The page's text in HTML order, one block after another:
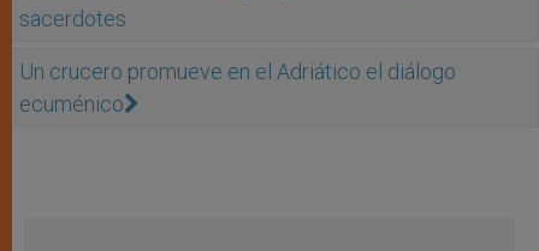
sacerdotes
Un crucero promueve en el Adriático el diálogo
ecuménico